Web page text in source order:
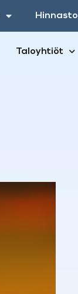
Hinnasto
Taloyhtiöt